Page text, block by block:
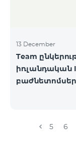
13 December
Team
իռլանդական
5 6